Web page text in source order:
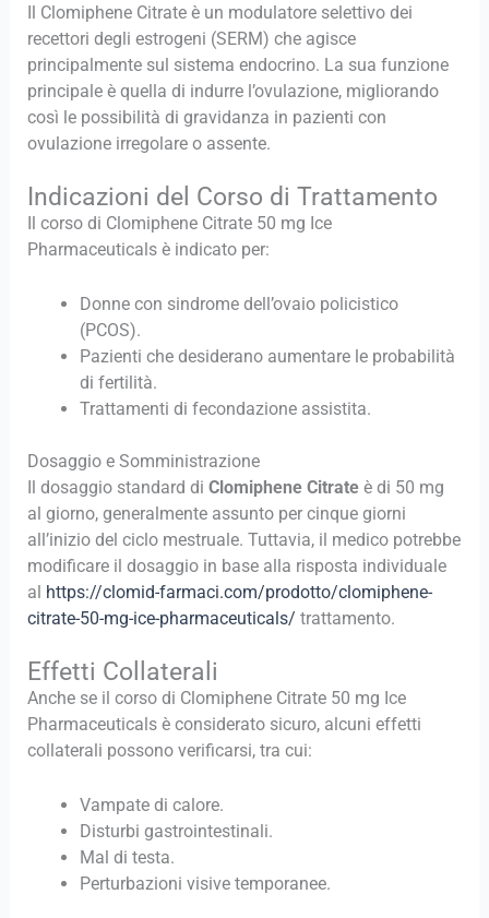
Il Clomiphene Citrate è un modulatore selettivo dei
recettori degli estrogeni (SERM) che agisce
principalmente sul sistema endocrino. La sua funzione
principale è quella di indurre l’ovulazione, migliorando
così le possibilità di gravidanza in pazienti con
ovulazione irregolare o assente.
Indicazioni del Corso di Trattamento
Il corso di Clomiphene Citrate 50 mg Ice
Pharmaceuticals è indicato per:
Donne con sindrome dell’ovaio policistico
(PCOS).
Pazienti che desiderano aumentare le probabilità
di fertilità.
Trattamenti di fecondazione assistita.
Dosaggio e Somministrazione
Il dosaggio standard di Clomiphene Citrateè di 50 mg
al giorno, generalmente assunto per cinque giorni
all’inizio del ciclo mestruale. Tuttavia, il medico potrebbe
modificare il dosaggio in base alla risposta individuale
al https://clomid-farmaci.com/prodotto/clomiphene-
citrate-50-mg-ice-pharmaceuticals/ trattamento.
Effetti Collaterali
Anche se il corso di Clomiphene Citrate 50 mg Ice
Pharmaceuticals è considerato sicuro, alcuni effetti
collaterali possono verificarsi, tra cui:
Vampate di calore.
Disturbi gastrointestinali.
Mal di testa.
Perturbazioni visive temporanee.